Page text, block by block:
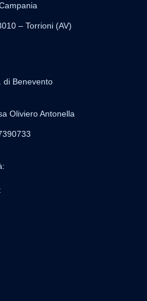
– Torrioni (AV)
di Benevento
Oliviero Antonella